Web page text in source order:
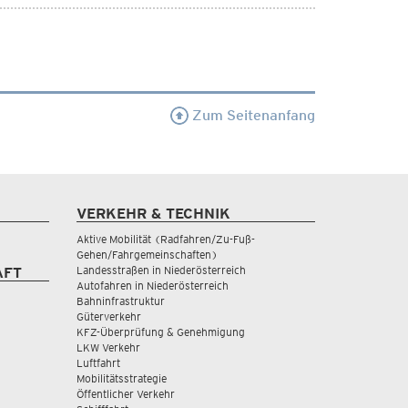
Zum Seitenanfang
VERKEHR & TECHNIK
Aktive Mobilität (Radfahren/Zu-Fuß-
Gehen/Fahrgemeinschaften)
Landesstraßen in Niederösterreich
Autofahren in Niederösterreich
Bahninfrastruktur
Güterverkehr
KFZ-Überprüfung & Genehmigung
LKW Verkehr
Luftfahrt
Mobilitätsstrategie
Öffentlicher Verkehr